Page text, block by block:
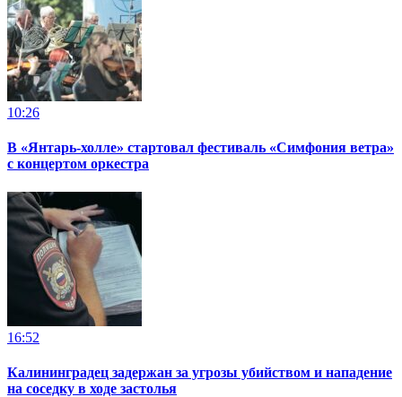
10:26
В «Янтарь-холле» стартовал фестиваль «Симфония ветра»
с концертом оркестра
16:52
Калининградец задержан за угрозы убийством и нападение
на соседку в ходе застолья